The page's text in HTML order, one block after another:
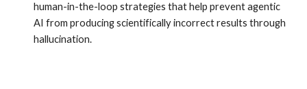
human-in-the-loop strategies that help prevent agentic
AI from producing scientifically incorrect results through
hallucination.